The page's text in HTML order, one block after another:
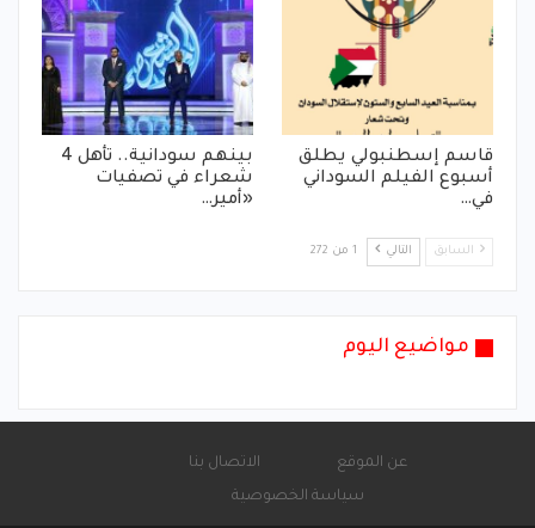
قاسم إسطنبولي يطلق
أسبوع الفيلم السوداني
في…
بينهم سودانية.. تأهل 4
شعراء في تصفيات
«أمير…
السابق التالي 1 من 272
مواضيع اليوم
عن الموقع
الاتصال بنا
سياسة الخصوصية